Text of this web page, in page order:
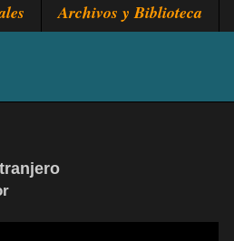
Archivos y Biblioteca